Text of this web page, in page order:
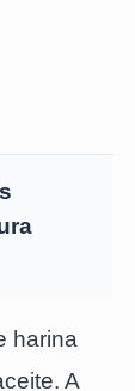
harina
A